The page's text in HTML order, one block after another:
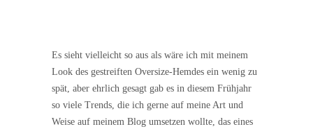
Es sieht vielleicht so aus als wäre ich mit meinem
Look des gestreiften Oversize-Hemdes ein wenig zu
spät, aber ehrlich gesagt gab es in diesem Frühjahr
so viele Trends, die ich gerne auf meine Art und
Weise auf meinem Blog umsetzen wollte, das eines